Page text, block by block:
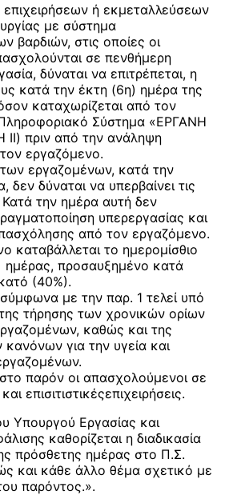
επιχειρήσεων ή εκμεταλλεύσεων
με σύστημα
βαρδιών, στις οποίες οι
σε πενθήμερη
δύναται να επιτρέπεται, η
κατά την έκτη (6η) ημέρα της
καταχωρίζεται από τον
Σύστημα «ΕΡΓΑΝΗ
ΙΙ) πριν από την ανάληψη
εργαζόμενο.
εργαζομένων, κατά την
δεν δύναται να υπερβαίνει τις
την ημέρα αυτή δεν
υπερεργασίας και
από τον εργαζόμενο.
καταβάλλεται το ημερομίσθιο
ημέρας, προσαυξημένο κατά
(40%).
με την παρ. 1 τελεί υπό
τήρησης των χρονικών ορίων
καθώς και της
για την υγεία και
παρόν οι απασχολούμενοι σε
επισιτιστικέςεπιχειρήσεις.
Υπουργού Εργασίας και
καθορίζεται η διαδικασία
πρόσθετης ημέρας στο Π.Σ.
και κάθε άλλο θέμα σχετικό με
παρόντος.».